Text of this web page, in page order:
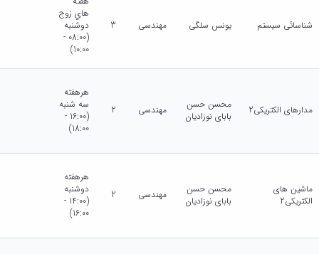
شناسائی سیستم یونس سلگی مهندسی 3
هاي زوج
دوشنبه
(08:00 -
10:00)
مدارهای الکتریکی2
محسن حسن
بابای نوزادیان
مهندسی 2
هرهفته
سه شنبه
(16:00 -
18:00)
ماشین های
الکتریکی2
محسن حسن
بابای نوزادیان
مهندسی 2
هرهفته
دوشنبه
(14:00 -
16:00)